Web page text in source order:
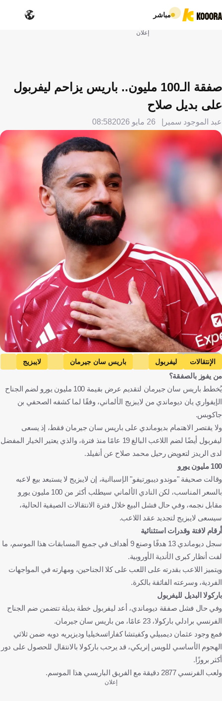
مباشر
إعلان
صفقة الـ100 مليون.. باريس يزاحم ليفربول
على بديل صلاح
عبد الموجود سمير 26 مايو 2026 08:58
Getty Images
الإنتقالات ليفربول باريس سان جيرمان
لايبزيج
الدوري الإنجليزي الممتاز
فرنسا
ألمانيا ساحل العاج كرة قدم
من يفوز بالصفقة؟
يُخطط باريس سان جيرمان لتقديم عرض بقيمة 100 مليون يورو لضم الجناح
الإيفواري يان ديوماندي من لايبزيج الألماني، وفقًا لما كشفه الصحفي بن
جاكوبس.
ولا يقتصر الاهتمام بديوماندي على باريس سان جيرمان فقط، إذ يسعى
ليفربول أيضًا لضم اللاعب البالغ 19 عامًا منذ فترة، والذي يعتير الخيار المفضل
لدى الريدز لتعويض رحيل محمد صلاح عن أنفيلد.
100 مليون يورو
وقالت صحيفة "موندو ديبورتيفو" الإسباانية، إن لايبزيج لا يستبعد بيع لاعبه
بالسعر المناسب، لكن النادي الألماني سيطلب أكثر من 100 مليون يورو
مقابل نجمه، وفي حال فشل البيع خلال فترة الانتقالات الصيفية الحالية،
سيسعى لايبزيج لتجديد عقد اللاعب.
أرقام لافتة وقدرات استثنائية
سجل ديوماندي 13 هدفًا وصنع 9 أهداف في جميع المسابقات هذا الموسم، ما
لفت أنظار كبرى الأندية الأوروبية.
ويتميز اللاعب بقدرته على اللعب على كلا الجناحين، ومهارته في المواجهات
الفردية، وسرعته الفائقة بالكرة.
باركولا البديل لليفربول
وفي حال فشل صفقة ديوماندي، أعد ليفربول خطة بديلة تتضمن ضم الجناح
الفرنسي برادلي باركولا، 23 عامًا، من باريس سان جيرمان.
فمع وجود عثمان ديمبيلي وكفيتشا كفاراتسخيليا وديزيريه دويه ضمن ثلاثي
الهجوم الأساسي للويس إنريكي، قد يرحب باركولا بالانتقال للحصول على دور
أكثر بروزًا.
ولعب الفرنسي 2877 دقيقة مع الفريق الباريسي هذا الموسم.
إعلان